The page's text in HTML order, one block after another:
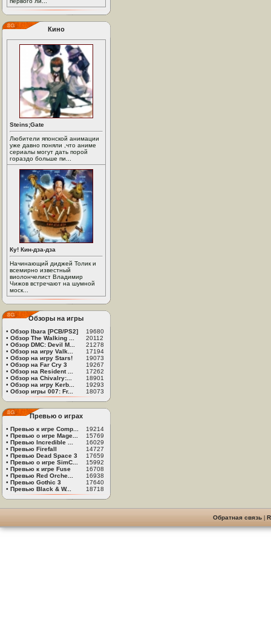
Кино
Steins;Gate
Любители японской анимации
уже давно поняли ,что аниме
сериалы могут дать порой
гораздо больше пи...
Ку! Кин-дза-дза
Начинающий диджей Толик и
всемирно известный
виолончелист Владимир
Чижов встречают на шумной
моск...
Обзоры на игры
• Обзор Ibara [PCB/PS2]
19680
• Обзор The Walking ...
20112
• Обзор DMC: Devil M...
21278
• Обзор на игру Valk...
17194
• Обзор на игру Stars!
19073
• Обзор на Far Cry 3
19267
• Обзор на Resident ...
17262
• Обзор на Chivalry:...
18901
• Обзор на игру Kerb...
19293
• Обзор игры 007: Fr... 18073
Превью о играх
• Превью к игре Comp...
19214
• Превью о игре Mage...
15769
• Превью Incredible ...
16029
• Превью Firefall
14727
• Превью Dead Space 3
17659
• Превью о игре SimC...
15992
• Превью к игре Fuse
16708
• Превью Red Orche...
16938
• Превью Gothic 3
17640
• Превью Black & W... 18718
Обратная связь